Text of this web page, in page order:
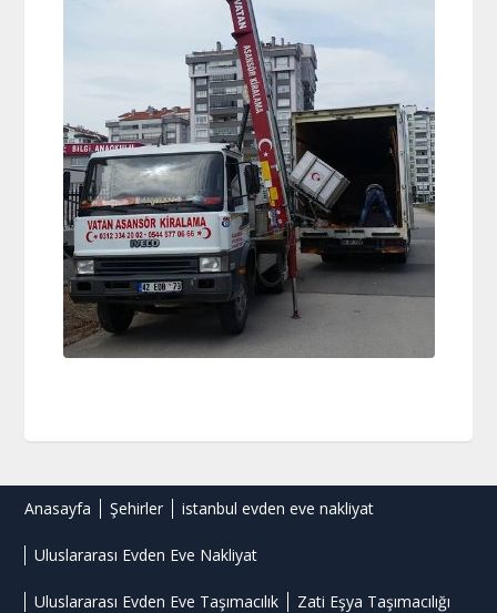
Anasayfa Şehirler istanbul evden eve nakliyat
Uluslararası Evden Eve Nakliyat
Uluslararası Evden Eve Taşımacılık Zati Eşya Taşımacılığı